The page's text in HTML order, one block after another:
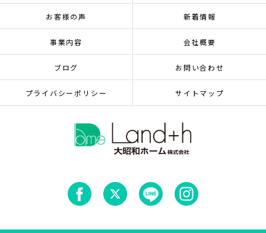
お客様の声 新着情報
事業内容 会社概要
ブログ お問い合わせ
プライバシーポリシー サイトマップ